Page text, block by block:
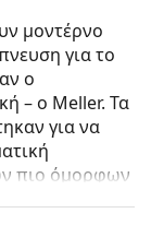
μοντέρνο
για το
ο
– ο Meller. Τα
για να
πιο όμορφων
η κινητήρια